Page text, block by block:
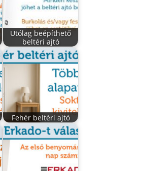
Utólag beépíthető
beltéri ajtó
Fehér beltéri ajtó